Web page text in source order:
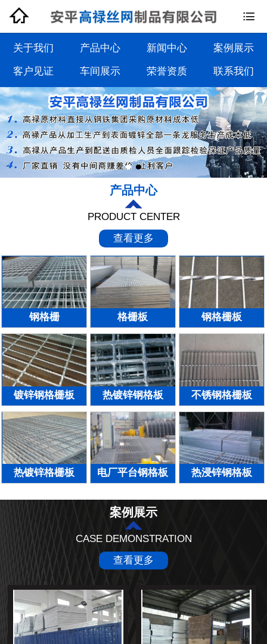
钢格板系列
钢格栅板系列
沟盖板系列
踏步板系列


关于我们 产品中心 新闻中心 案例展示
客户见证 车间展示 荣誉资质 联系我们
产品中心
PRODUCT CENTER
查看更多
钢格栅 格栅板 钢格栅板
镀锌钢格栅板 热镀锌钢格板 不锈钢格栅板
热镀锌格栅板 电厂平台钢格板 热浸锌钢格板
案例展示
CASE DEMONSTRATION
查看更多